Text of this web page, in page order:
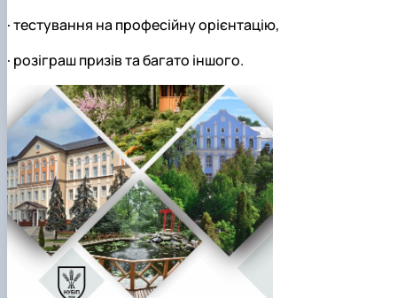
·тестування на професійну орієнтацію,
· розіграш призів та багато іншого.